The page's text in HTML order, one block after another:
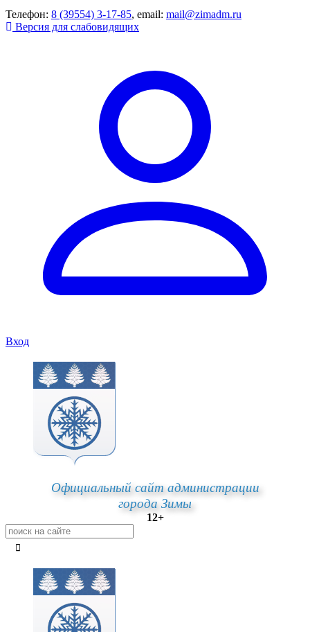
Телефон: 8 (39554) 3-17-85, email: mail@zimadm.ru
Версия для слабовидящих
Вход
Официальный сайт администрации
города Зимы
12+